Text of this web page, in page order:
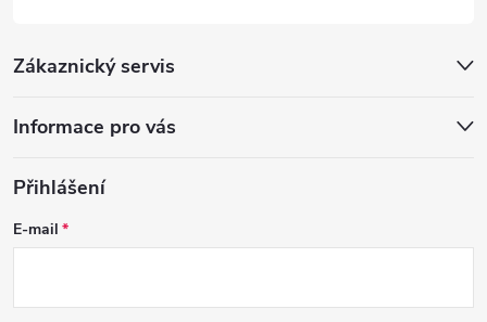
Zákaznický servis
Informace pro vás
Přihlášení
E-mail